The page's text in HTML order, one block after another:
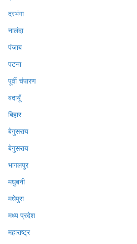
दरभंगा
नालंदा
पंजाब
पटना
पूर्वी चंपारण
बदायूँ
बिहार
बेगुसराय
बेगुसराय
भागलपुर
मधुबनी
मधेपुरा
मध्य प्रदेश
महाराष्ट्र